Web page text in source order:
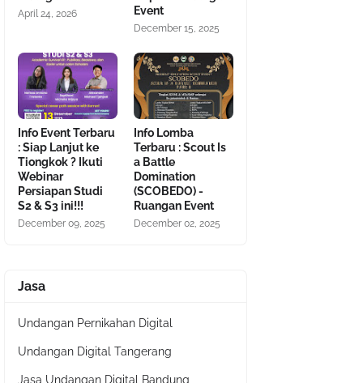
April 24, 2026
Event
December 15, 2025
Info Event Terbaru
: Siap Lanjut ke
Tiongkok ? Ikuti
Webinar
Persiapan Studi
S2 & S3 ini!!!
December 09, 2025
Info Lomba
Terbaru : Scout Is
a Battle
Domination
(SCOBEDO) -
Ruangan Event
December 02, 2025
Jasa
Undangan Pernikahan Digital
Undangan Digital Tangerang
Jasa Undangan Digital Bandung